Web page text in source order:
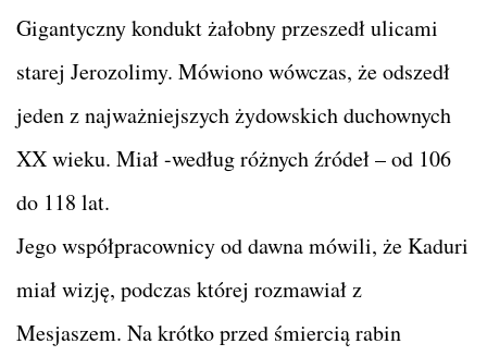
Gigantyczny kondukt żałobny przeszedł ulicami
starej Jerozolimy. Mówiono wówczas, że odszedł
jeden z najważniejszych żydowskich duchownych
XX wieku. Miał -według różnych źródeł – od 106
do 118 lat.
Jego współpracownicy od dawna mówili, że Kaduri
miał wizję, podczas której rozmawiał z
Mesjaszem. Na krótko przed śmiercią rabin